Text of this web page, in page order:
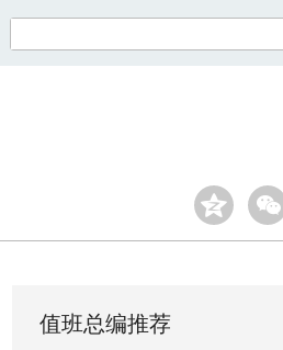
值班总编推荐